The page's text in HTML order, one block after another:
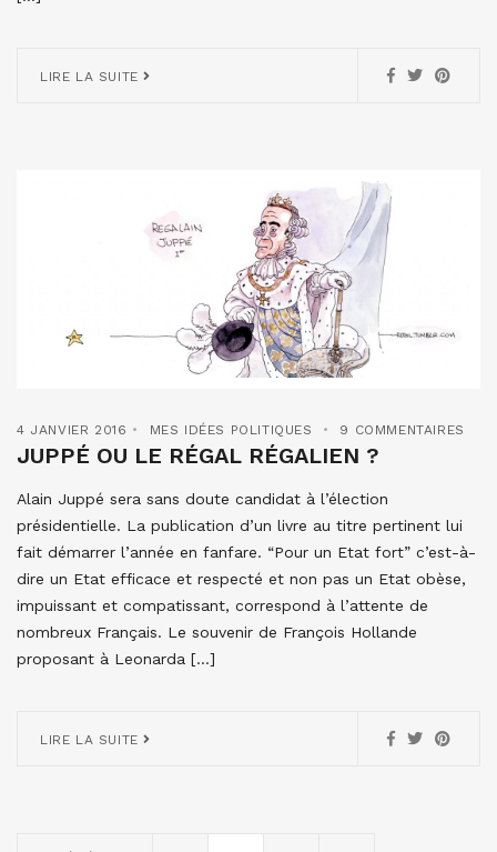
LIRE LA SUITE
4 JANVIER 2016 MES IDÉES POLITIQUES 9 COMMENTAIRES
JUPPÉ OU LE RÉGAL RÉGALIEN ?
Alain Juppé sera sans doute candidat à l’élection
présidentielle. La publication d’un livre au titre pertinent lui
fait démarrer l’année en fanfare. “Pour un Etat fort” c’est-à-
dire un Etat efficace et respecté et non pas un Etat obèse,
impuissant et compatissant, correspond à l’attente de
nombreux Français. Le souvenir de François Hollande
proposant à Leonarda […]
LIRE LA SUITE